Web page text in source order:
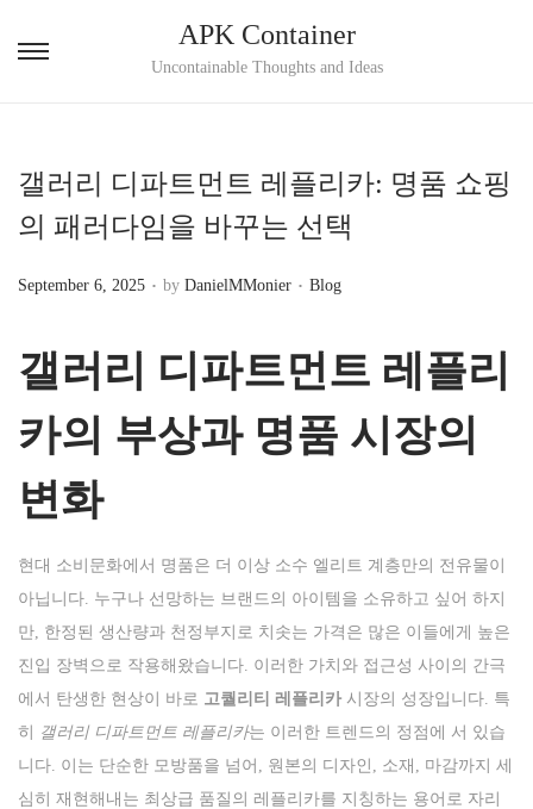
S
o
i
a
n
S
o
t
n
APK Container
Uncontainable Thoughts and Ideas
갤러리 디파트먼트 레플리카: 명품 쇼핑
의 패러다임을 바꾸는 선택
P
s
e
d
o
September 6, 2025 . by DanielMMonier . P
t
e
d
Blog
갤러리 디파트먼트 레플리
카의 부상과 명품 시장의
변화
현대 소비문화에서 명품은 더 이상 소수 엘리트 계층만의 전유물이
아닙니다. 누구나 선망하는 브랜드의 아이템을 소유하고 싶어 하지
만, 한정된 생산량과 천정부지로 치솟는 가격은 많은 이들에게 높은
진입 장벽으로 작용해왔습니다. 이러한 가치와 접근성 사이의 간극
에서 탄생한 현상이 바로 고퀄리티 레플리카 시장의 성장입니다. 특
히
갤러리 디파트먼트 레플리카는 이러한 트렌드의 정점에 서 있습
니다. 이는 단순한 모방품을 넘어, 원본의 디자인, 소재, 마감까지 세
심히 재현해내는 최상급 품질의 레플리카를 지칭하는 용어로 자리